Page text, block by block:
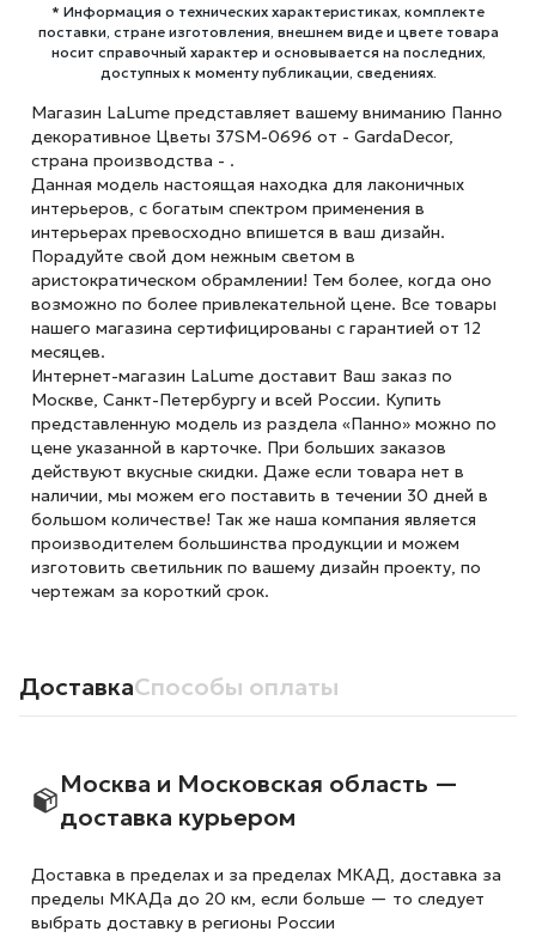
* Информация о технических характеристиках, комплекте
поставки, стране изготовления, внешнем виде и цвете товара
носит справочный характер и основывается на последних,
доступных к моменту публикации, сведениях.
Магазин LaLume представляет вашему вниманию Панно
декоративное Цветы 37SM-0696 от - GardaDecor,
страна производства - .
Данная модель настоящая находка для лаконичных
интерьеров, с богатым спектром применения в
интерьерах превосходно впишется в ваш дизайн.
Порадуйте свой дом нежным светом в
аристократическом обрамлении! Тем более, когда оно
возможно по более привлекательной цене. Все товары
нашего магазина сертифицированы с гарантией от 12
месяцев.
Интернет-магазин LaLume доставит Ваш заказ по
Москве, Санкт-Петербургу и всей России. Купить
представленную модель из раздела «Панно» можно по
цене указанной в карточке. При больших заказов
действуют вкусные скидки. Даже если товара нет в
наличии, мы можем его поставить в течении 30 дней в
большом количестве! Так же наша компания является
производителем большинства продукции и можем
изготовить светильник по вашему дизайн проекту, по
чертежам за короткий срок.
ДоставкаСпособы оплаты
Москва и Московская область —
доставка курьером
Доставка в пределах и за пределах МКАД, доставка за
пределы МКАДа до 20 км, если больше — то следует
выбрать доставку в регионы России